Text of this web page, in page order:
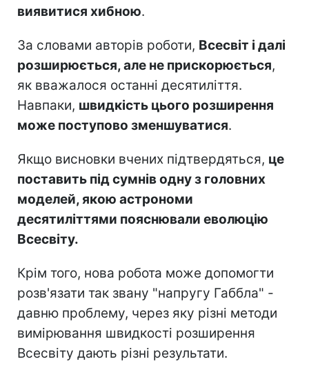
виявитися хибною.
За словами авторів роботи, Всесвіт і далі
розширюється, але не прискорюється,
як вважалося останні десятиліття.
Навпаки, швидкість цього розширення
може поступово зменшуватися.
Якщо висновки вчених підтвердяться, це
поставить під сумнів одну з головних
моделей, якою астрономи
десятиліттями пояснювали еволюцію
Всесвіту.
Крім того, нова робота може допомогти
розв'язати так звану "напругу Габбла" -
давню проблему, через яку різні методи
вимірювання швидкості розширення
Всесвіту дають різні результати.